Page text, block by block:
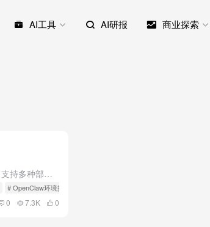
AI工具 AI研报 商业探索
2.1 快速安装指南 OpenClaw 支持多种部署方式，包括本地部署和云端部署。无论你选择哪种方式，其核心逻辑都是通过安装 OpenClaw 的核心包并配置 API 密钥来启动。 本地部署 (Mac...
# OpenClaw环境搭建与安装
0 7.3K 0